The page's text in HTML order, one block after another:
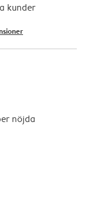
kunder
nöjda